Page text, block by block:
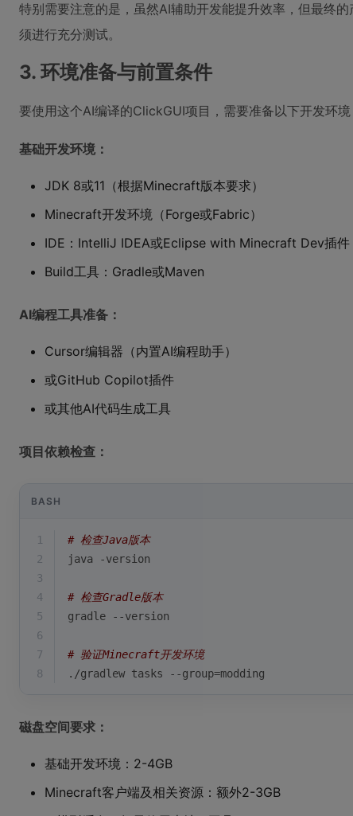
特别需要注意的是，虽然AI辅助开发能提升效率，但最终
须进行充分测试。
3. 环境准备与前置条件
要使用这个AI编译的ClickGUI项目，需要准备以下开发环境
基础开发环境：
JDK 8或11（根据Minecraft版本要求）
Minecraft开发环境（Forge或Fabric）
IDE：IntelliJ IDEA或Eclipse with Minecraft Dev插件
Build工具：Gradle或Maven
AI编程工具准备：
Cursor编辑器（内置AI编程助手）
或GitHub Copilot插件
或其他AI代码生成工具
项目依赖检查：
BASH
1
# 检查Java版本
2
java -version
3
4
# 检查Gradle版本
5
gradle --version
6
7
# 验证Minecraft开发环境
8
./gradlew tasks --group=modding
磁盘空间要求：
基础开发环境：2-4GB
Minecraft客户端及相关资源：额外2-3GB